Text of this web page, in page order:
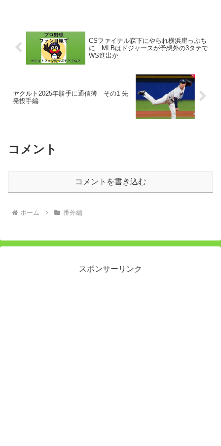
CSファイナル森下にやられ横浜崖っぷち
に MLBはドジャースが予想外の3タテで
WS進出か
ヤクルト2025年勝手に通信簿 その1 先
発投手編
コメント
コメントを書き込む
ホーム 番外編
スポンサーリンク